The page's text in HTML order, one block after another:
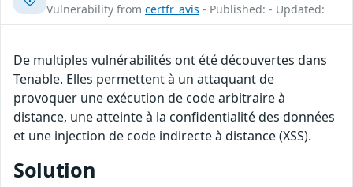
Vulnerability from certfr_avis - Published: - Updated:
De multiples vulnérabilités ont été découvertes dans
Tenable. Elles permettent à un attaquant de
provoquer une exécution de code arbitraire à
distance, une atteinte à la confidentialité des données
et une injection de code indirecte à distance (XSS).
Solution